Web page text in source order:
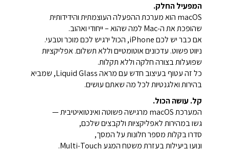
המפעיל החלק.
macOS הוא מערכת ההפעלה העוצמתית והידידותית
שהופכת את ה‑Mac למה שהוא – ייחודי ואהוב.
אם כבר יש לכם iPhone, הכול ירגיש לכם מוכר וטבעי.
ניווט פשוט. עדכונים אוטומטיים וללא תשלום. אפליקציות
שפועלות בצורה חלקה וללא תקלות.
כל זה עטוף בעיצוב חדש עם מראה Liquid Glass, שמביא
בהירות ואלגנטיות לכל מה שאתם עושים.
קל. עושה הכול.
המערכת macOS מרגישה פשוטה ואינטואיטיבית —
גשו במהירות לאפליקציות ולקבצים שלכם,
סדרו בקלות מספר חלונות על המסך,
ונועו ביעילות בעזרת משטח המגע Multi‑Touch.